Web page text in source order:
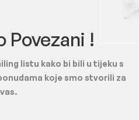
Povezani !
listu kako bi bili u tijeku s
koje smo stvorili za
vas.